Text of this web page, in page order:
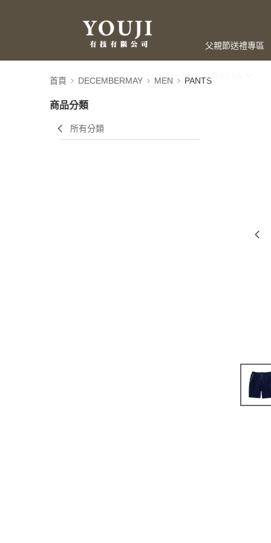
父親節送禮專區
LAHELLA
首頁 DECEMBERMAY MEN PANTS
商品分類
所有分類